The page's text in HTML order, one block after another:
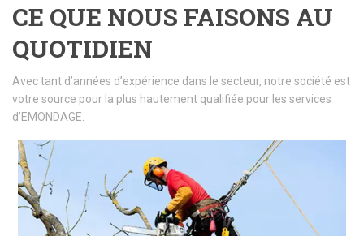
CE QUE NOUS FAISONS AU
QUOTIDIEN
Avec tant d’années d’expérience dans le secteur, notre société est
votre source pour la plus hautement qualifiée pour les services
d’EMONDAGE.